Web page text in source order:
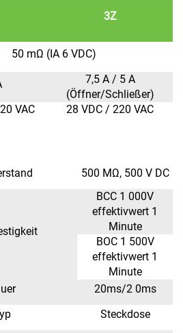
3Z
50 mΩ (IA 6 VDC)
7,5 A / 5 A
(Öffner/Schließer)
VAC
28 VDC / 220 VAC
500 MΩ, 500 V DC
BCC 1 000V
effektivwert 1
Minute
BOC 1 500V
effektivwert 1
Minute
20ms/2 0ms
Steckdose